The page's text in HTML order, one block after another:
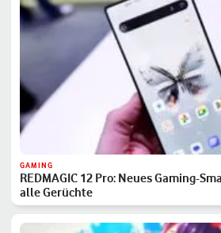
GAMING
REDMAGIC 12 Pro: Neues Gaming-
alle Gerüchte